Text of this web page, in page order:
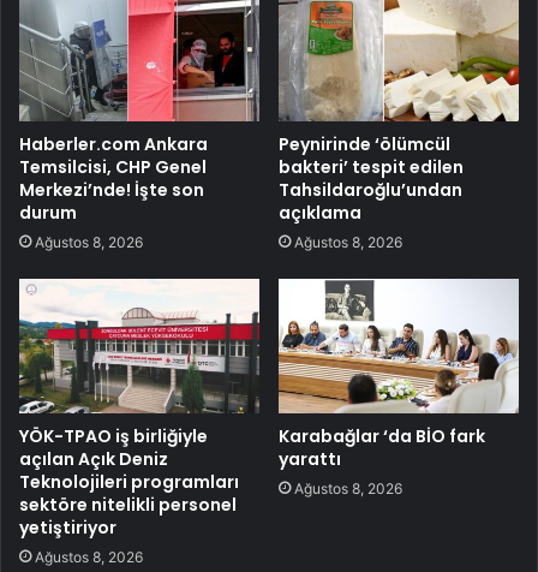
Haberler.com Ankara
Temsilcisi, CHP Genel
Merkezi’nde! İşte son
durum
Ağustos 8, 2026
Peynirinde ‘ölümcül
bakteri’ tespit edilen
Tahsildaroğlu’undan
açıklama
Ağustos 8, 2026
YÖK-TPAO iş birliğiyle
açılan Açık Deniz
Teknolojileri programları
sektöre nitelikli personel
yetiştiriyor
Ağustos 8, 2026
Karabağlar ‘da BİO fark
yarattı
Ağustos 8, 2026